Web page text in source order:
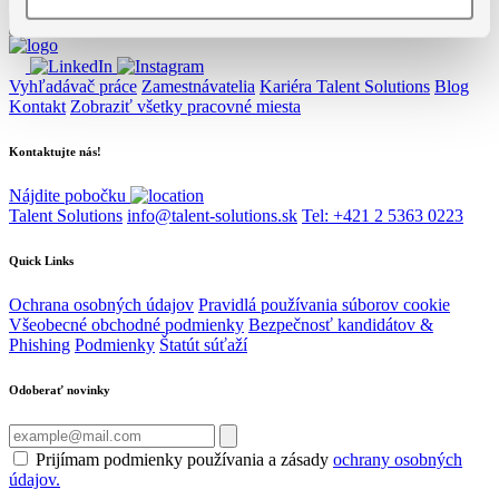
Vyhľadávač práce Zamestnávatelia Kariéra Talent Solutions Blog
Kontakt Zobraziť všetky pracovné miesta
Kontaktujte nás!
Nájdite pobočku
Talent Solutions info@talent-solutions.sk Tel: +421 2 5363 0223
Quick Links
Ochrana osobných údajov Pravidlá používania súborov cookie
Všeobecné obchodné podmienky Bezpečnosť kandidátov &
Phishing Podmienky Štatút súťaží
Odoberať novinky
Prijímam podmienky používania a zásady ochrany osobných
údajov.